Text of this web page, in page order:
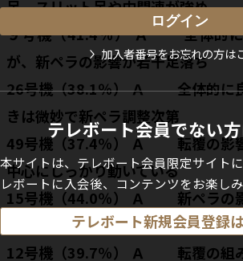
加入者番号をお忘れの方は
テレボート会員でない
本サイトは、テレボート会員限定サイト
レボートに入会後、コンテンツをお楽しみ
テレボート新規会員登録
足、スリット足や中間速が強め
９号機（41.4％） Ａ 全体的に
が、新ペラの影響か若干足落ち
26号機（38.1％） Ａ 全体的に
きは微妙で新ペラ調整次第
49号機（37.4％） Ａ 転覆の影
中心にしっかり動いている
15号機（44.0％） Ａ 新ペラの
感あるが、いい意味で平行線
12号機（39.7％） Ａ 転覆の組